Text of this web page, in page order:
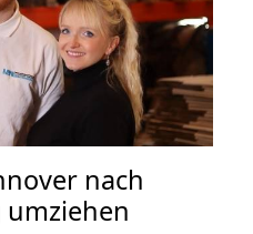
nach
umziehen